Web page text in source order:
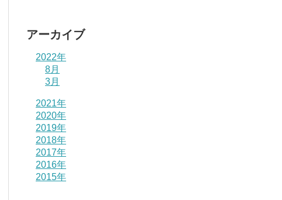
アーカイブ
2022年
8月
3月
2021年
2020年
2019年
2018年
2017年
2016年
2015年